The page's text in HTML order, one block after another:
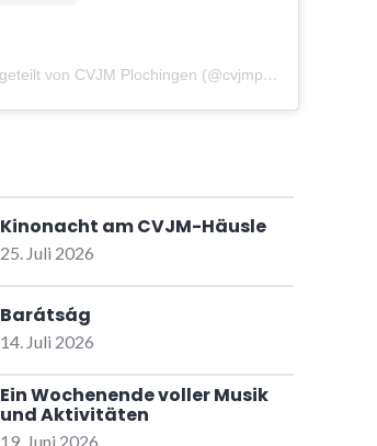
Ein Beitrag geteilt von CVJM Plochingen (@cvjmplochingen)
Kinonacht am CVJM-Häusle
25. Juli 2026
Barátság
14. Juli 2026
Ein Wochenende voller Musik
und Aktivitäten
19. Juni 2026